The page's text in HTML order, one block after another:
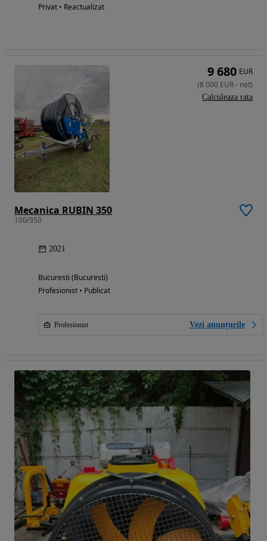
Privat • Reactualizat
Mecanica RUBIN 350
100/350
2021
Bucuresti (Bucuresti)
Profesionist • Publicat
Profesionist Vezi anunțurile
9 680 EUR
(8 000 EUR- net)
Calculeaza rata